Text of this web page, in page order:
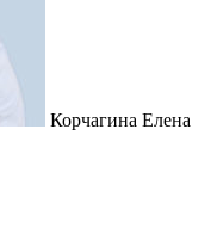
Корчагина Елена